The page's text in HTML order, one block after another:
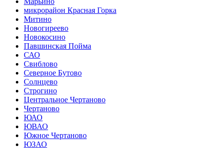
микрорайон Красная Горка
Митино
Новогиреево
Новокосино
Павшинская Пойма
САО
Свиблово
Северное Бутово
Солнцево
Строгино
Центральное Чертаново
Чертаново
ЮАО
ЮВАО
Южное Чертаново
ЮЗАО